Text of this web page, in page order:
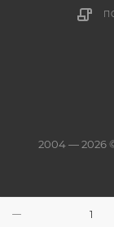
2004 — 2026